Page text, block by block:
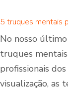
No nosso
truques
profissionais
visualização, as